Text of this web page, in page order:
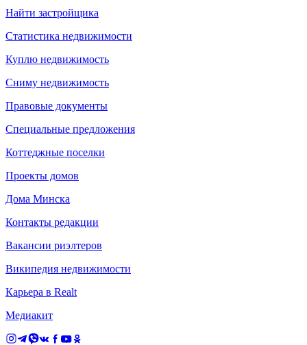
Найти застройщика
Статистика недвижимости
Куплю недвижимость
Сниму недвижимость
Правовые документы
Специальные предложения
Коттеджные поселки
Проекты домов
Дома Минска
Контакты редакции
Вакансии риэлтеров
Википедия недвижимости
Карьера в Realt
Медиакит